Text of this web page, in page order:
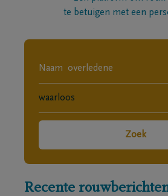
te betuigen met een
Zoek
Recente